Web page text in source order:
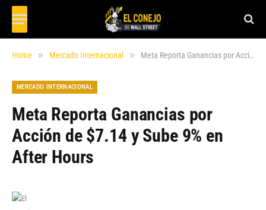
Home » Mercado Internacional » Meta Reporta Ganancias por Acción de $7.14 y Sube 9% en After Hours
MERCADO INTERNACIONAL
Meta Reporta Ganancias por
Acción de $7.14 y Sube 9% en
After Hours